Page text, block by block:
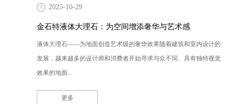
2025-10-29
金石特液体大理石：为空间增添奢华与艺术感
液体大理石——为地面创造艺术级的奢华效果随着建筑和室内设计的
发展，越来越多的设计师和消费者开始寻求与众不同、具有独特视觉
效果的地面...
更多